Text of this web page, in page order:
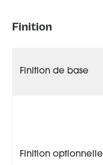
Finition
Finition de base
Finition optionnelle